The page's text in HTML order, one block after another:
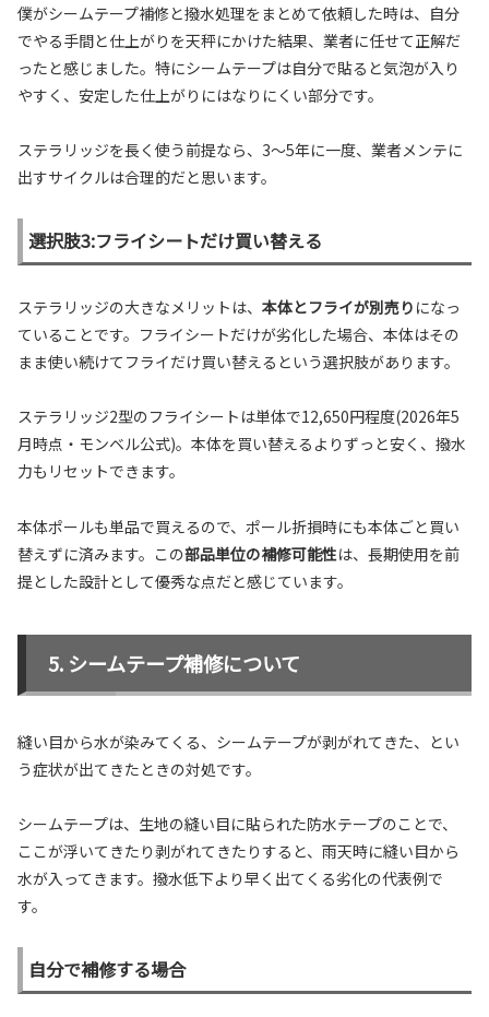
僕がシームテープ補修と撥水処理をまとめて依頼した時は、自分
でやる手間と仕上がりを天秤にかけた結果、業者に任せて正解だ
ったと感じました。特にシームテープは自分で貼ると気泡が入り
やすく、安定した仕上がりにはなりにくい部分です。
ステラリッジを長く使う前提なら、3〜5年に一度、業者メンテに
出すサイクルは合理的だと思います。
選択肢3:フライシートだけ買い替える
ステラリッジの大きなメリットは、 本体とフライが別売り になっ
ていることです。フライシートだけが劣化した場合、本体はその
まま使い続けてフライだけ買い替えるという選択肢があります。
ステラリッジ2型のフライシートは単体で12,650円程度(2026年5
月時点・モンベル公式)。本体を買い替えるよりずっと安く、撥水
力もリセットできます。
本体ポールも単品で買えるので、ポール折損時にも本体ごと買い
替えずに済みます。この部品単位の補修可能性は、長期使用を前
提とした設計として優秀な点だと感じています。
シームテープ補修について
縫い目から水が染みてくる、シームテープが剥がれてきた、とい
う症状が出てきたときの対処です。
シームテープは、生地の縫い目に貼られた防水テープのことで、
ここが浮いてきたり剥がれてきたりすると、雨天時に縫い目から
水が入ってきます。撥水低下より早く出てくる劣化の代表例で
す。
自分で補修する場合